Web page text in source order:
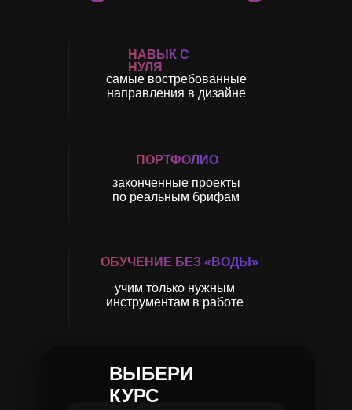
ВЫБЕРИ
КУРС
учим только нужным
инструментам в работе
законченные проекты
по реальным брифам
самые востребованные
направления в дизайне
ОБУЧЕНИЕ БЕЗ «ВОДЫ»
ПОРТФОЛИО
НАВЫК С
НУЛЯ